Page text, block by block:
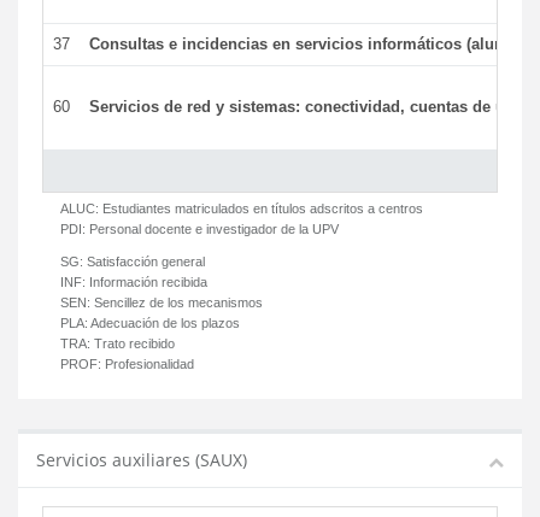
37 Consultas e incidencias en servicios informáticos (alumnos)
60 Servicios de red y sistemas: conectividad, cuentas de
ALUC: Estudiantes matriculados en títulos adscritos a centros
PDI: Personal docente e investigador de la UPV
SG: Satisfacción general
INF: Información recibida
SEN: Sencillez de los mecanismos
PLA: Adecuación de los plazos
TRA: Trato recibido
PROF: Profesionalidad
Servicios auxiliares (SAUX)